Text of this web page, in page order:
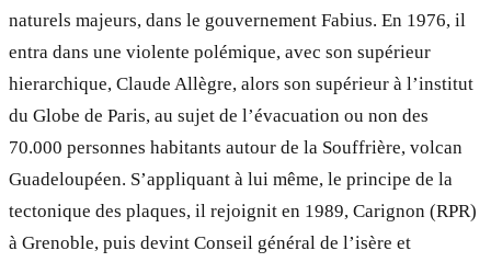
naturels majeurs, dans le gouvernement Fabius. En 1976, il
entra dans une violente polémique, avec son supérieur
hierarchique, Claude Allègre, alors son supérieur à l’institut
du Globe de Paris, au sujet de l’évacuation ou non des
70.000 personnes habitants autour de la Souffrière, volcan
Guadeloupéen. S’appliquant à lui même, le principe de la
tectonique des plaques, il rejoignit en 1989, Carignon (RPR)
à Grenoble, puis devint Conseil général de l’isère et